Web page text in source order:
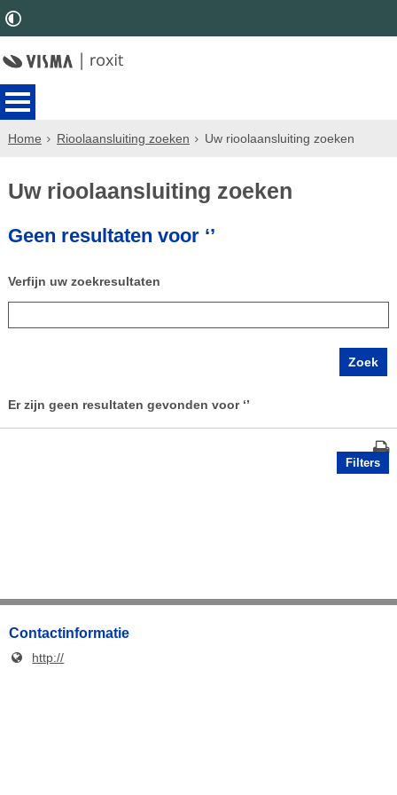
Home Rioolaansluiting zoeken Uw rioolaansluiting zoeken
Uw rioolaansluiting zoeken
Geen resultaten voor ‘’
Verfijn uw zoekresultaten
Er zijn geen resultaten gevonden voor ‘’
Filters
Contactinformatie
http://